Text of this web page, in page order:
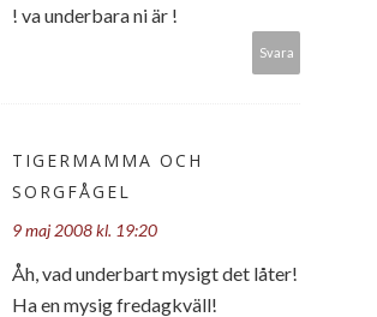
! va underbara ni är !
Svara
TIGERMAMMA OCH
SORGFÅGEL
9 maj 2008 kl. 19:20
Åh, vad underbart mysigt det låter!
Ha en mysig fredagkväll!